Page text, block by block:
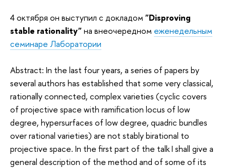
4 октября он выступил с докладом "Disproving
stable rationality"на внеочередном еженедельным
семинаре Лаборатории
Abstract: In the last four years, a series of papers by
several authors has established that some very classical,
rationally connected, complex varieties (cyclic covers
of projective space with ramification locus of low
degree, hypersurfaces of low degree, quadric bundles
over rational varieties) are not stably birational to
projective space. In the first part of the talk I shall give a
general description of the method and of some of its